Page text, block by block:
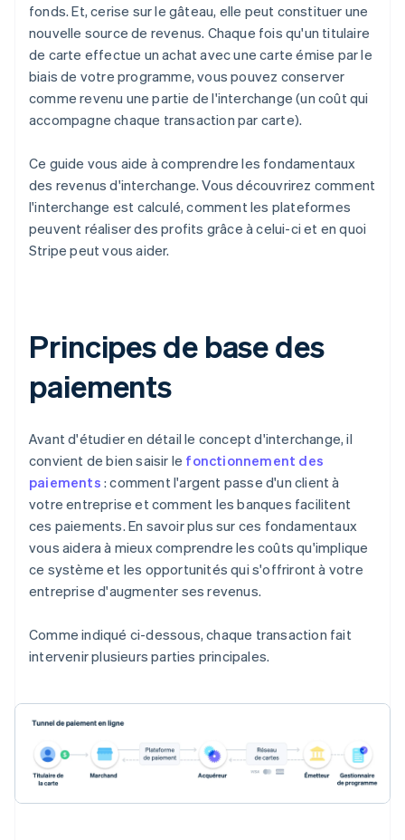
fonds. Et, cerise sur le gâteau, elle peut constituer une
nouvelle source de revenus. Chaque fois qu'un titulaire
de carte effectue un achat avec une carte émise par le
biais de votre programme, vous pouvez conserver
comme revenu une partie de l'interchange (un coût qui
accompagne chaque transaction par carte).
Ce guide vous aide à comprendre les fondamentaux
des revenus d'interchange. Vous découvrirez comment
l'interchange est calculé, comment les plateformes
peuvent réaliser des profits grâce à celui-ci et en quoi
Stripe peut vous aider.
Principes de base des
paiements
Avant d'étudier en détail le concept d'interchange, il
convient de bien saisir le fonctionnement des
paiements : comment l'argent passe d'un client à
votre entreprise et comment les banques facilitent
ces paiements. En savoir plus sur ces fondamentaux
vous aidera à mieux comprendre les coûts qu'implique
ce système et les opportunités qui s'offriront à votre
entreprise d'augmenter ses revenus.
Comme indiqué ci-dessous, chaque transaction fait
intervenir plusieurs parties principales.